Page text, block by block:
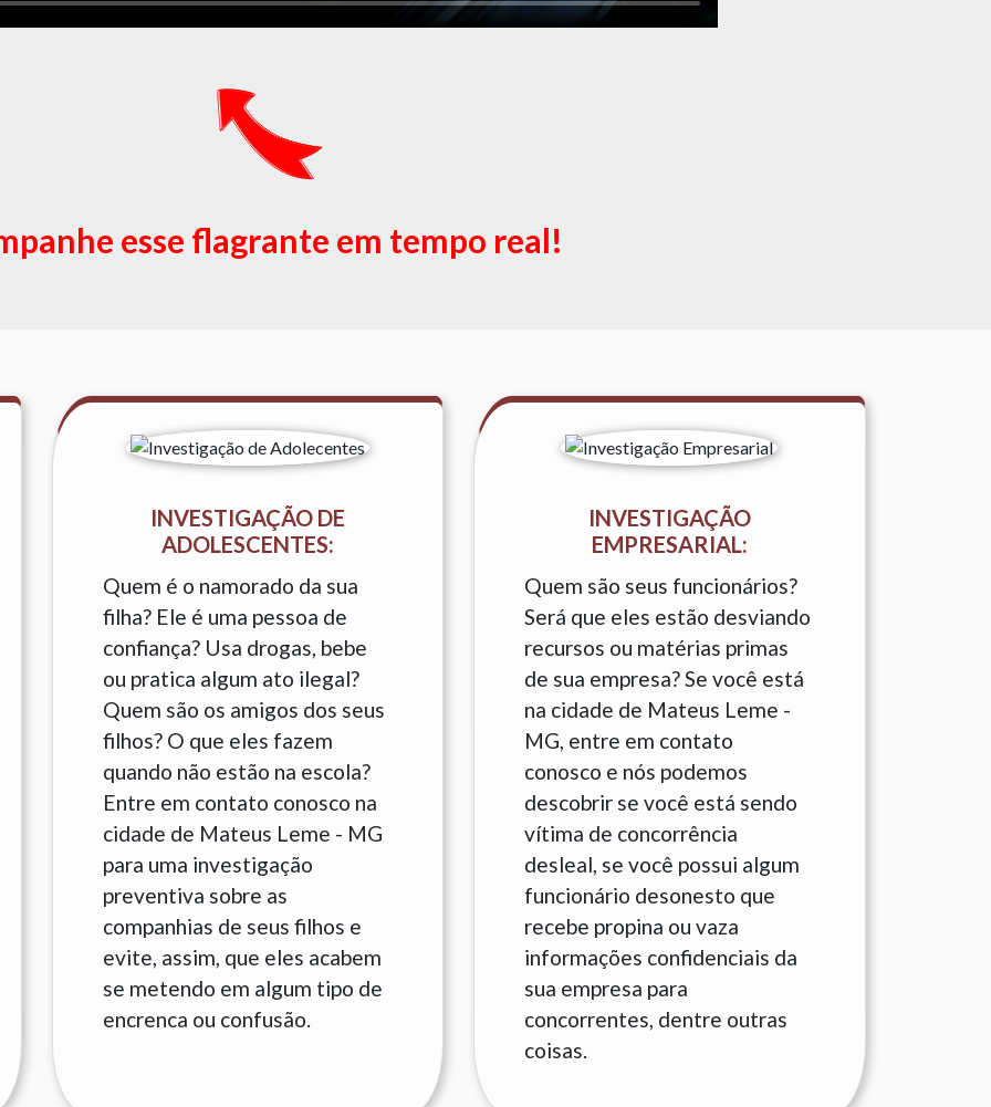
esse flagrante em tempo real!
INVESTIGAÇÃO DE
ADOLESCENTES:
Quem é o namorado da sua
filha? Ele é uma pessoa de
confiança? Usa drogas, bebe
ou pratica algum ato ilegal?
Quem são os amigos dos seus
filhos? O que eles fazem
quando não estão na escola?
Entre em contato conosco na
cidade de Mateus Leme - MG
para uma investigação
preventiva sobre as
companhias de seus filhos e
evite, assim, que eles acabem
se metendo em algum tipo de
encrenca ou confusão.
INVESTIGAÇÃO
EMPRESARIAL:
Quem são seus funcionários?
Será que eles estão desviando
recursos ou matérias primas
de sua empresa? Se você está
na cidade de Mateus Leme -
MG, entre em contato
conosco e nós podemos
descobrir se você está sendo
vítima de concorrência
desleal, se você possui algum
funcionário desonesto que
recebe propina ou vaza
informações confidenciais da
sua empresa para
concorrentes, dentre outras
coisas.